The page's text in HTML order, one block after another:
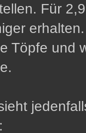
Für
Töpfe und